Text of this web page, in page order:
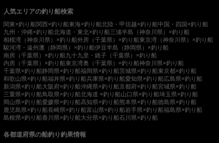
人気エリアの釣り船検索
関東×釣り船関西×釣り船東海×釣り船北陸・甲信越×釣り船中国・四国×釣り船
九州・沖縄×釣り船北海道・東北×釣り船三浦半島（神奈川県）×釣り船
相模湾（神奈川県）×釣り船外房（千葉県）×釣り船東京湾（神奈川県）×釣り船
駿河湾・遠州灘（静岡県）×釣り船伊豆半島（静岡県）×釣り船
南房（千葉県）×釣り船九十九里・銚子（千葉県）×釣り船
内房（千葉県）×釣り船東京湾奥（千葉県）×釣り船神奈川県×釣り船
千葉県×釣り船静岡県×釣り船福岡県×釣り船茨城県×釣り船東京都×釣り船
和歌山県×釣り船福井県×釣り船兵庫県×釣り船愛知県×釣り船広島県×釣り船
新潟県×釣り船大阪府×釣り船沖縄県×釣り船京都府×釣り船宮城県×釣り船
三重県×釣り船鳥取県×釣り船北海道 ×釣り船山口県×釣り船埼玉県×釣り船
岡山県×釣り船愛媛県×釣り船高知県×釣り船熊本県×釣り船徳島県×釣り船
鹿児島県×釣り船長崎県×釣り船富山県×釣り船岩手県×釣り船福島県×釣り船
島根県×釣り船香川県×釣り船大分県×釣り船石川県×釣り船
各都道府県の船釣り釣果情報